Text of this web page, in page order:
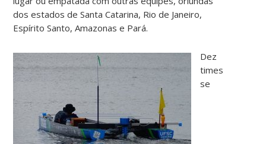
dos estados de Santa Catarina, Rio de Janeiro,
Espírito Santo, Amazonas e Pará.
Dez
times
se